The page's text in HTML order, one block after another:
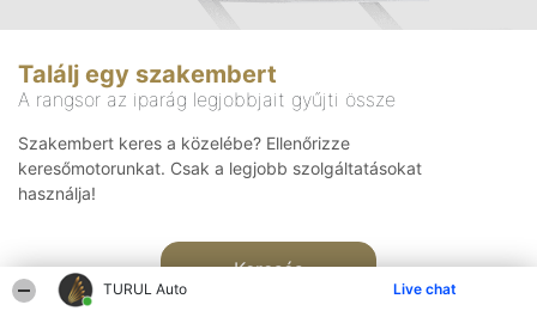
TURUL Auto Live chat
Találj egy szakembert
A rangsor az iparág legjobbjait gyűjti össze
Szakembert keres a közelébe? Ellenőrizze
keresőmotorunkat. Csak a legjobb szolgáltatásokat
használja!
Keresés